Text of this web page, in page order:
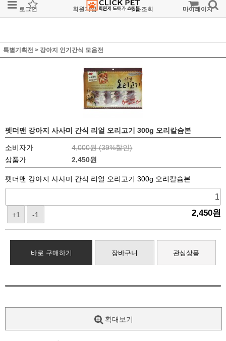
로그인 회원가입 주문조회 마이페이지
특별기획전 > 강아지 인기간식 모음전
펫더맨 강아지 사사미 간식 리얼 오리고기 300g 오리칼슘본
소비자가 4,000원 (39%할인)
상품가
2,450원
펫더맨 강아지 사사미 간식 리얼 오리고기 300g 오리칼슘본
+1 -1 2,450원
바로 구매하기 장바구니 관심상품
확대보기